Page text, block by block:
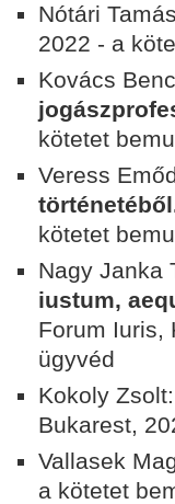
Nótári
2022 - a
Kovács
kötetet
Veress
kötetet
Nagy Janka
iustum,
Forum Iuris,
ügyvéd
Kokoly Zsolt:
Bukarest,
Vallasek
a kötetet